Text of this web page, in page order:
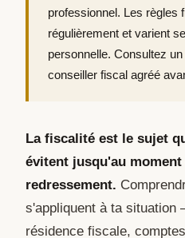
professionnel. Les règles
régulièrement et varient
personnelle. Consultez
conseiller fiscal agréé
La fiscalité est le sujet
évitent jusqu'au
redressement.
s'appliquent à ta situation
résidence fiscale,